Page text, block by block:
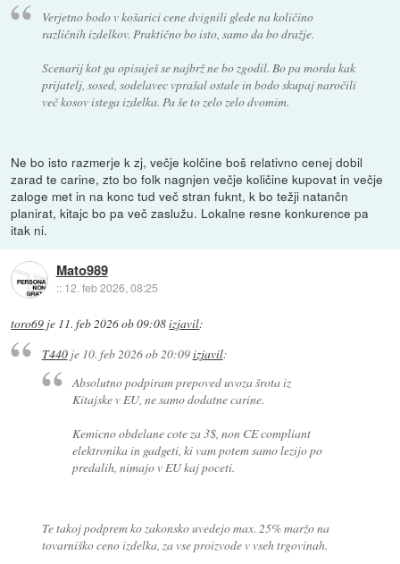
Verjetno bodo v košarici cene dvignili glede na količino
različnih izdelkov. Praktično bo isto, samo da bo dražje.
Scenarij kot ga opisuješ se najbrž ne bo zgodil. Bo pa morda kak
prijatelj, sosed, sodelavec vprašal ostale in bodo skupaj naročili
več kosov istega izdelka. Pa še to zelo zelo dvomim.
Ne bo isto razmerje k zj, večje kolčine boš relativno cenej dobil
zarad te carine, zto bo folk nagnjen večje količine kupovat in večje
zaloge met in na konc tud več stran fuknt, k bo težji natančn
planirat, kitajc bo pa več zaslužu. Lokalne resne konkurence pa
itak ni.
Mato989
:: 12. feb 2026, 08:25
toro69 je 11. feb 2026 ob 09:08izjavil:
T440je 10. feb 2026 ob 20:09izjavil:
Absolutno podpiram prepoved uvoza šrota iz
Kitajske v EU, ne samo dodatne carine.
Kemicno obdelane cote za 3$, non CE compliant
elektronika in gadgeti, ki vam potem samo lezijo po
predalih, nimajo v EU kaj poceti.
Te takoj podprem ko zakonsko uvedejo max. 25% maržo na
tovarniško ceno izdelka, za vse proizvode v vseh trgovinah.